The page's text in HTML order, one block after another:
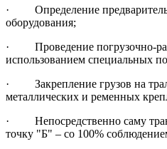
· Определение
оборудования;
· Проведение погрузочно-
использованием специальных
· Закрепление грузов на
металлических и ременных
· Непосредственно саму
точку "Б" – со 100%